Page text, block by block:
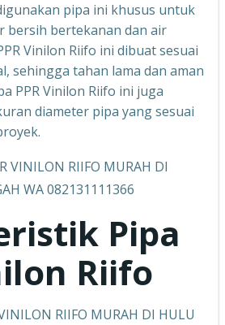
pipa ini khusus untuk
bersih bertekanan dan air
Vinilon Riifo ini dibuat sesuai
sehingga tahan lama dan aman
PPR Vinilon Riifo ini juga
diameter pipa yang sesuai
Pipa
Riifo
RIIFO MURAH DI HULU